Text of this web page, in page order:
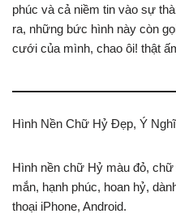
phúc và cả niềm tin vào sự
ra, những bức hình này còn
cưới của mình, chao ôi! thật
Hình Nền Chữ Hỷ Đẹp, Ý
Hình nền chữ Hỷ màu đỏ,
mắn, hạnh phúc, hoan hỷ,
thoại iPhone, Android.